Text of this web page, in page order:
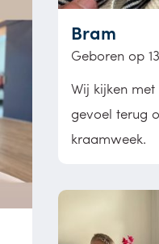
Bram
Geboren op
Wij kijken
gevoel terug
kraamweek.